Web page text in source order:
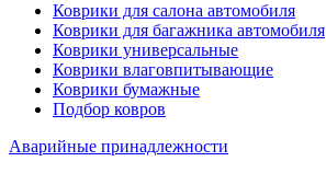
Коврики для салона автомобиля
Коврики для багажника автомобиля
Коврики универсальные
Коврики влаговпитывающие
Коврики бумажные
Подбор ковров
Аварийные принадлежности